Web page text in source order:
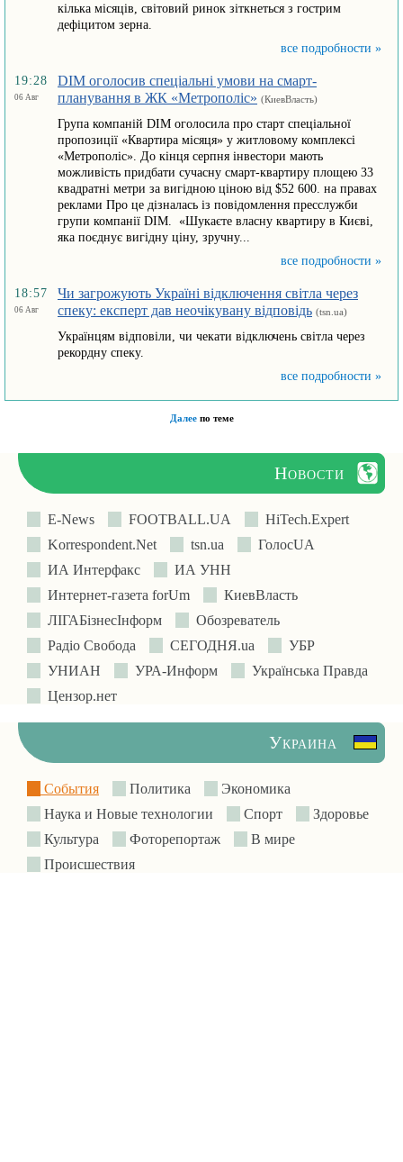
кілька місяців, світовий ринок зіткнеться з гострим
дефіцитом зерна.
все подробности »
19:28
06 Авг
DIM оголосив спеціальні умови на смарт-
планування в ЖК «Метрополіс» (КиевВласть)
Група компаній DIM оголосила про старт спеціальної
пропозиції «Квартира місяця» у житловому комплексі
«Метрополіс». До кінця серпня інвестори мають
можливість придбати сучасну смарт-квартиру площею 33
квадратні метри за вигідною ціною від $52 600. на правах
реклами Про це дізналась із повідомлення пресслужби
групи компанії DIM. «Шукаєте власну квартиру в Києві,
яка поєднує вигідну ціну, зручну...
все подробности »
18:57
06 Авг
Чи загрожують Україні відключення світла через
спеку: експерт дав неочікувану відповідь (tsn.ua)
Українцям відповіли, чи чекати відключень світла через
рекордну спеку.
все подробности »
Далеепо теме
Новости
E-News FOOTBALL.UA
HiTech.Expert
Korrespondent.Net
tsn.ua
ГолосUA
ИА Интерфакс
ИА УНН
Интернет-газета forUm
КиевВласть
ЛIГАБiзнесIнформ
Обозреватель
Радіо Свобода
СЕГОДНЯ.ua
УБР
УНИАН
УРА-Информ
Українська Правда
Цензор.нет
Украина
События Политика
Экономика
Наука и Новые технологии
Спорт
Здоровье
Культура
Фоторепортаж
В мире
Происшествия